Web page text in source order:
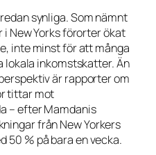
synliga. Som nämnt
New Yorks förorter ökat
inte minst för att många
lokala inkomstskatter. Än
är rapporter om
tittar mot
– efter Mamdanis
från New Yorkers
50 % på bara en vecka.